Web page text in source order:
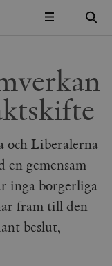
MENY
och Liberalerna
en gemensam
inga borgerliga
fram till den
beslut,